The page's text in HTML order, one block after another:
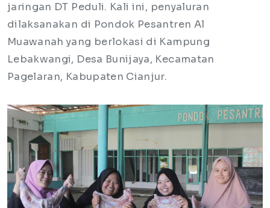
jaringan DT Peduli. Kali ini, penyaluran
dilaksanakan di Pondok Pesantren Al
Muawanah yang berlokasi di Kampung
Lebakwangi, Desa Bunijaya, Kecamatan
Pagelaran, Kabupaten Cianjur.